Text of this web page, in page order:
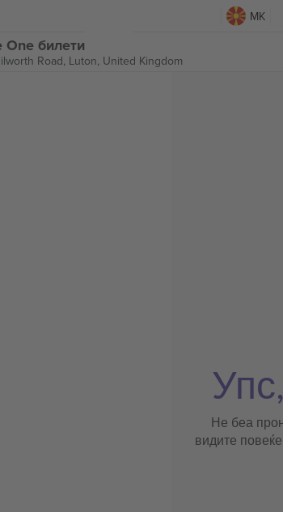
MK
билети
Road, Luton, United Kingdom
Не беа
видите